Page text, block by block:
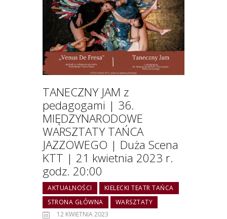
TANECZNY JAM z
pedagogami | 36.
MIĘDZYNARODOWE
WARSZTATY TAŃCA
JAZZOWEGO | Duża Scena
KTT | 21 kwietnia 2023 r.
godz. 20:00
AKTUALNOŚCI
KIELECKI TEATR TAŃCA
STRONA GŁÓWNA
WARSZTATY
12 KWIETNIA 2023